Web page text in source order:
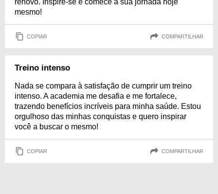
renovo. Inspire-se e comece a sua jornada hoje
mesmo!
COPIAR COMPARTILHAR
Treino intenso
Nada se compara à satisfação de cumprir um treino
intenso. A academia me desafia e me fortalece,
trazendo benefícios incríveis para minha saúde. Estou
orgulhoso das minhas conquistas e quero inspirar
você a buscar o mesmo!
COPIAR COMPARTILHAR